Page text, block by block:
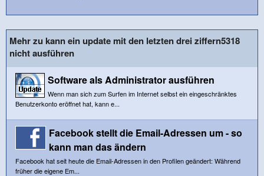
Mehr zu kann ein update mit den letzten drei ziffern5318
nicht ausführen
Software als Administrator ausführen
Wenn man sich zum Surfen im Internet selbst ein eingeschränktes
Benutzerkonto eröffnet hat, kann e...
Facebook stellt die Email-Adressen um - so
kann man das ändern
Facebook hat seit heute die Email-Adressen in den Profilen geändert: Während
früher die eigene Em...